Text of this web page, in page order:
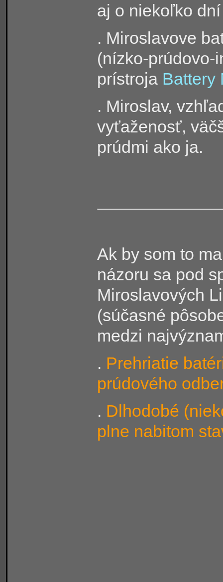
aj o niekoľko
. Miroslavove
(nízko-prúdovo-
prístroja Battery
. Miroslav,
vyťaženosť,
prúdmi ako ja.
Ak by som to
názoru sa pod
Miroslavových
(súčasné
medzi
. Prehriatie
prúdového
. Dlhodobé
plne nabitom